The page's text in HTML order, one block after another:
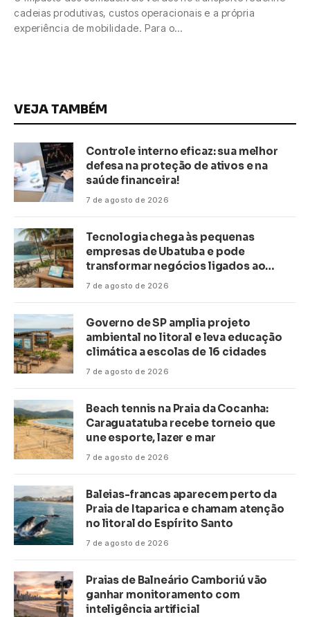
cadeias produtivas, custos operacionais e a própria
experiência de mobilidade. Para o…
VEJA TAMBÉM
Controle interno eficaz: sua melhor
defesa na proteção de ativos e na
saúde financeira!
7 de agosto de 2026
Tecnologia chega às pequenas
empresas de Ubatuba e pode
transformar negócios ligados ao
turismo no litoral
7 de agosto de 2026
Governo de SP amplia projeto
ambiental no litoral e leva educação
climática a escolas de 16 cidades
7 de agosto de 2026
Beach tennis na Praia da Cocanha:
Caraguatatuba recebe torneio que
une esporte, lazer e mar
7 de agosto de 2026
Baleias-francas aparecem perto da
Praia de Itaparica e chamam atenção
no litoral do Espírito Santo
7 de agosto de 2026
Praias de Balneário Camboriú vão
ganhar monitoramento com
inteligência artificial